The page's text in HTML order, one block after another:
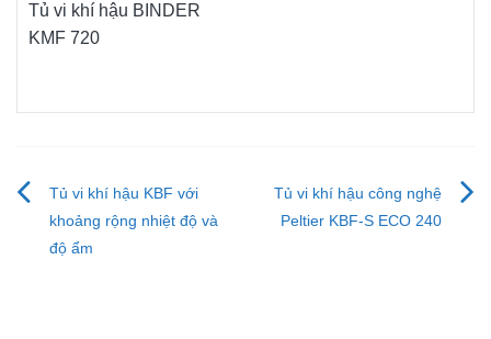
Tủ vi khí hậu BINDER
KMF 720
Điều
hướng
Tủ vi khí hậu KBF với
khoảng rộng nhiệt độ và
độ ẩm
Tủ vi khí hậu công nghệ
Peltier KBF-S ECO 240